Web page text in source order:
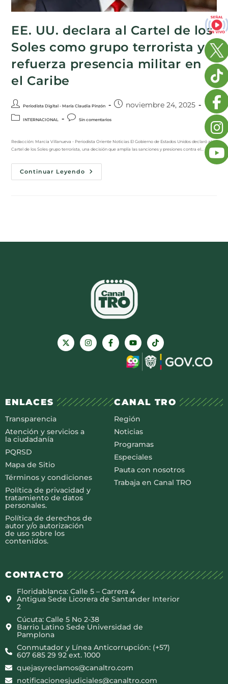
EE. UU. declara al Cartel de los
Soles como grupo terrorista y
refuerza presencia militar en
el Caribe
Periodista Digital - María Claudia Pinzón noviembre 24, 2025
INTERNACIONAL Sin comentarios
Redacción: Marcia Villanueva - Periodista Oriente Noticias El Gobierno de Estados Unidos declaró al
Cartel de los Soles grupo terrorista, una decisión que amplía las sanciones y presiones contra el…
Continuar Leyendo
ENLACES
Transparencia
Atención y servicios a
la ciudadanía
PQRSD
Mapa de Sitio
Términos y condiciones
Política de privacidad y
tratamiento de datos
personales.
Política de derechos de
autor y/o autorización
de uso sobre los
contenidos.
CANAL TRO
Región
Noticias
Programas
Especiales
Pauta con nosotros
Trabaja en Canal TRO
CONTACTO
Floridablanca: Calle 5 – Carrera 4
Antigua Sede Licorera de Santander Interior
2
Cúcuta: Calle 5 No 2-38
Barrio Latino Sede Universidad de
Pamplona
Conmutador y Línea Anticorrupción: (+57)
607 685 29 92 ext. 1000
quejasyreclamos@canaltro.com
notificacionesjudiciales@canaltro.com